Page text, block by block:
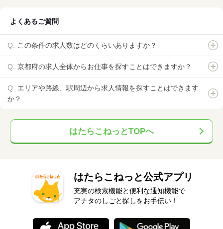
よくあるご質問
この条件の求人数はどのくらいありますか？
京都府の求人全体からお仕事を探すことはできますか？
エリアや路線、駅周辺から求人情報を探すことはできます
か？
はたらこねっとTOPへ
はたらこねっと公式アプリ
充実の検索機能と便利な通知機能で
アナタのしごと探しをお手伝い！